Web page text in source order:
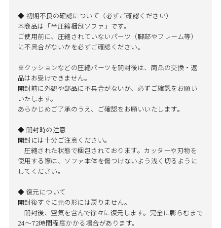
◆ 初期不良の確認について（必ずご確認ください）
本商品は「半圧縮梱包ソファ」です。
ご使用前に、圧縮されていないパーツ（脚部やフレーム等）
に不具合がないかを必ずご確認ください。
※クッションなどの圧縮パーツを開封後は、商品の交換・返
品はお受けできません。
開封前に外観や部品に不具合がないか、必ずご確認をお願い
いたします。
あらかじめご了承のうえ、ご確認をお願いいたします。
◆ 開封時の注意
開封には十分ご注意ください。
圧縮された状態で梱包されております。カッターや刃物を
使用する際は、ソファ本体を傷つけないよう浅く切るように
してください。
◆ 復元について
開封後すぐに元の形には戻りません。
開封後、空気を含んで徐々に復元します。完全に膨らむまで
24～72時間程度かかる場合があります。